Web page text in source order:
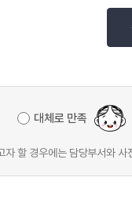
대체로 만족
할 경우에는 담당부서와